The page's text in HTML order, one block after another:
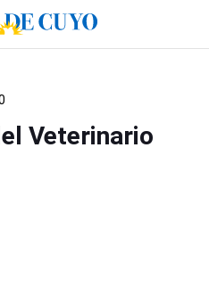
Veterinario